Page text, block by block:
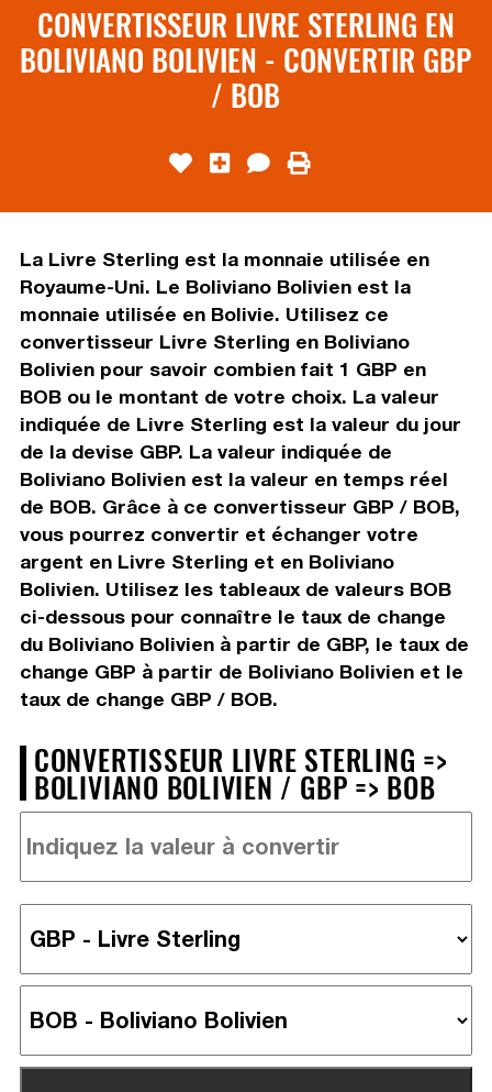
CONVERTISSEUR LIVRE STERLING EN
BOLIVIANO BOLIVIEN - CONVERTIR GBP
/ BOB
La Livre Sterling est la monnaie utilisée en
Royaume-Uni. Le Boliviano Bolivien est la
monnaie utilisée en Bolivie. Utilisez ce
convertisseur Livre Sterling en Boliviano
Bolivien pour savoir combien fait 1 GBP en
BOB ou le montant de votre choix. La valeur
indiquée de Livre Sterling est la valeur du jour
de la devise GBP. La valeur indiquée de
Boliviano Bolivien est la valeur en temps réel
de BOB. Grâce à ce convertisseur GBP / BOB,
vous pourrez convertir et échanger votre
argent en Livre Sterling et en Boliviano
Bolivien. Utilisez les tableaux de valeurs BOB
ci-dessous pour connaître le taux de change
du Boliviano Bolivien à partir de GBP, le taux de
change GBP à partir de Boliviano Bolivien et le
taux de change GBP / BOB.
CONVERTISSEUR LIVRE STERLING =>
BOLIVIANO BOLIVIEN / GBP => BOB